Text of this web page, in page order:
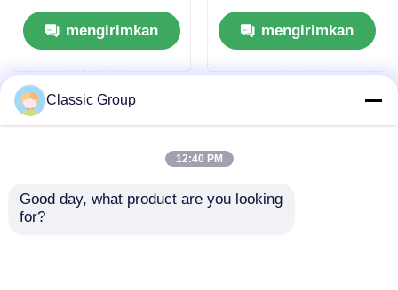
Pusat perbelanjaan
OEM mengirimkan
permintaan
Toko
mengirimkan
permintaan
Classic Group
12:40 PM
Good day, what product are you looking
for?